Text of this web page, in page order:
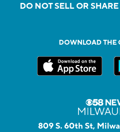
DO NOT SELL OR
DOWNLOAD THE
809 S. 60th St,